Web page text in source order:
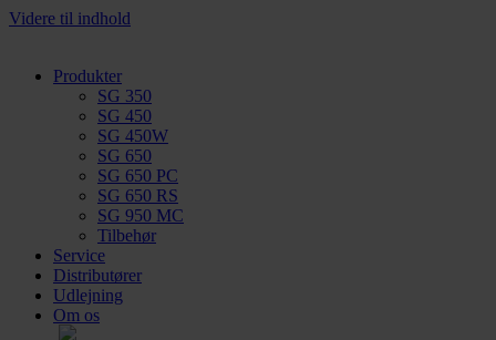
Videre til indhold
Produkter
SG 350
SG 450
SG 450W
SG 650
SG 650 PC
SG 650 RS
SG 950 MC
Tilbehør
Service
Distributører
Udlejning
Om os